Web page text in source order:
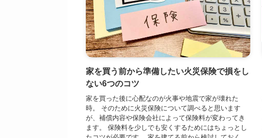
家を買う前から準備したい火災保険で損をし
ない6つのコツ
家を買った後に心配なのが火事や地震で家が壊れた
時。 そのために火災保険について調べると思います
が、補償内容や保険会社によって保険料が変わってき
ます。 保険料を少しでも安くするためにはちょっとし